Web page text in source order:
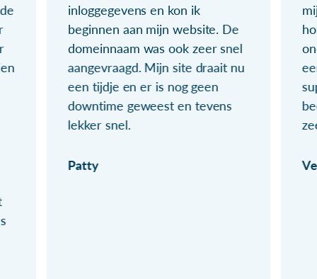
inloggegevens en kon ik
beginnen aan mijn website. De
domeinnaam was ook zeer snel
aangevraagd. Mijn site draait nu
een tijdje en er is nog geen
downtime geweest en tevens
lekker snel.
Patty